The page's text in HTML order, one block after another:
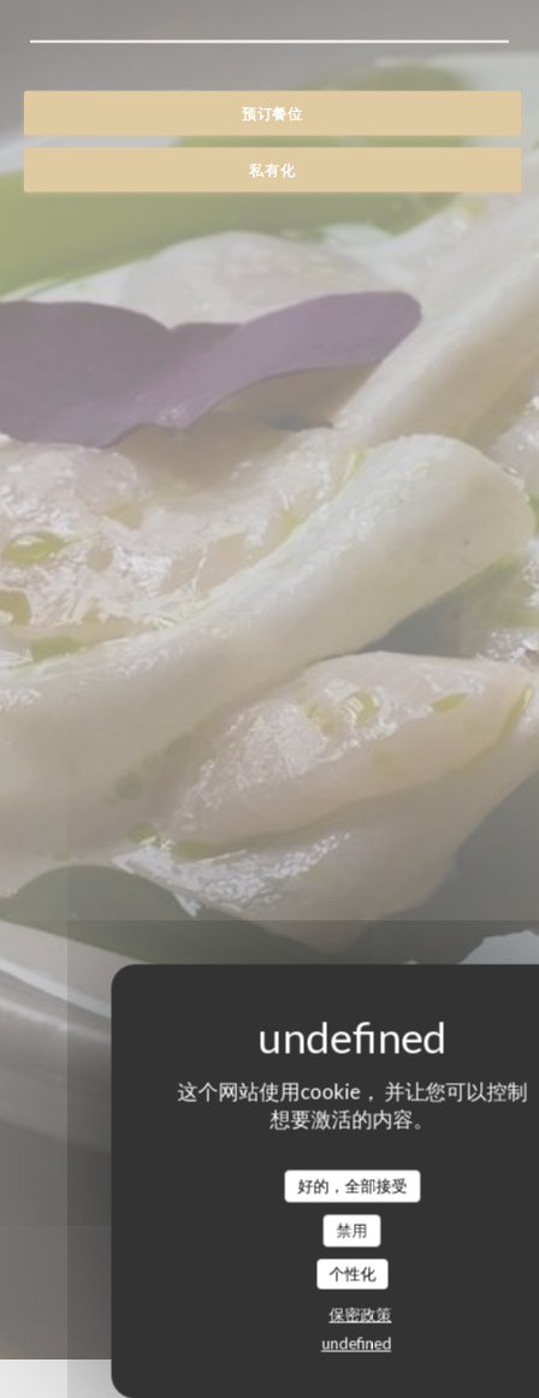
这个网站使用cookie， 并让您可以控制
想要激活的内容。
好的，全部接受
禁用
个性化
保密政策
undefined
预订餐位
私有化